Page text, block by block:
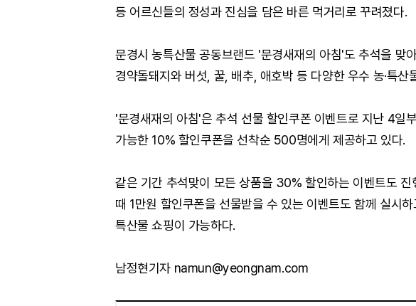
등 어르신들의 정성과 진심을 담은 바른 먹거리로 꾸려졌다.
문경시 농특산물 공동브랜드 '문경새재의 아침'도 추석을 맞
경약돌돼지와 버섯, 꿀, 배추, 애호박 등 다양한 우수 농·특산
'문경새재의 아침'은 추석 선물 할인쿠폰 이벤트로 지난 4일
가능한 10% 할인쿠폰을 선착순 500명에게 제공하고 있다.
같은 기간 추석맞이 모든 상품을 30% 할인하는 이벤트도
때 1만원 할인쿠폰을 선물받을 수 있는 이벤트도 함께 실시
특산물 쇼핑이 가능하다.
남정현기자 namun@yeongnam.com